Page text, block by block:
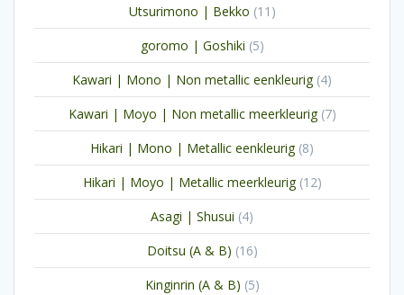
Utsurimono | Bekko 11 11
producten
goromo | Goshiki 55
producten
Kawari | Mono | Non metallic eenkleurig 44
producten
Kawari | Moyo | Non metallic meerkleurig 77
producten
Hikari | Mono | Metallic eenkleurig 88
producten
Hikari | Moyo | Metallic meerkleurig 1212
producten
Asagi | Shusui 44
producten
Doitsu (A & B) 1616
producten
Kinginrin (A & B) 55